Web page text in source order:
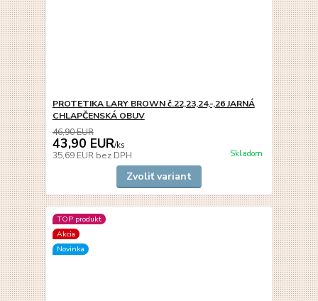
PROTETIKA LARY BROWN č.22,23,24,-,26 JARNÁ
CHLAPČENSKÁ OBUV
46,90 EUR
43,90 EUR/ks
35,69 EUR bez DPH Skladom
Zvoliť variant
TOP produkt
Akcia
Novinka